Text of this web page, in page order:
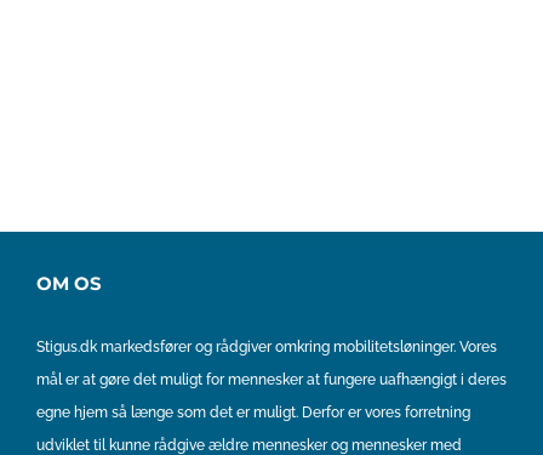
OM OS
Stigus.dk markedsfører og rådgiver omkring mobilitetsløninger. Vores
mål er at gøre det muligt for mennesker at fungere uafhængigt i deres
egne hjem så længe som det er muligt. Derfor er vores forretning
udviklet til kunne rådgive ældre mennesker og mennesker med